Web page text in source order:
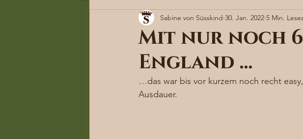
Dennenloher Schlossleben
Mit nur noch
England …
Sabine von Süsskind 30. Jan. 2022 5 Min.
…das war bis vor kurzem noch recht
Ausdauer.